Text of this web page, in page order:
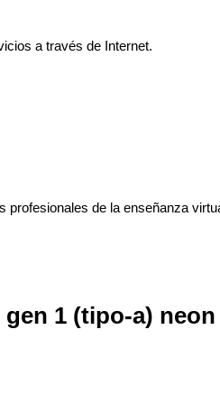
a través de Internet.
de la enseñanza
1 (tipo-a)